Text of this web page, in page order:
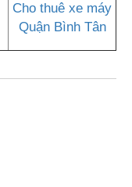
Cho thuê xe máy
Quận Bình Tân